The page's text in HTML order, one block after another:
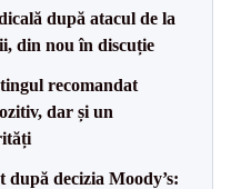
după atacul de la
din nou în discuție
recomandat
dar și un
decizia Moody’s: